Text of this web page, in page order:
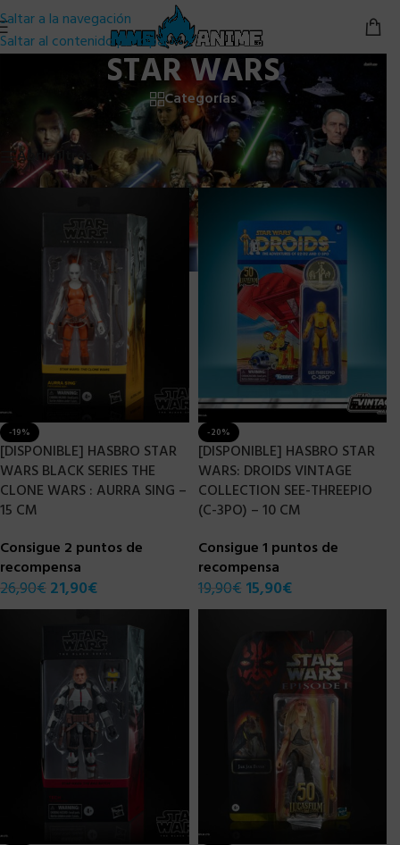
Saltar a la navegación
Saltar al contenido principal
STAR WARS
Categorías
STAR WARS Mostrando 1–24 de 228 resultados
Abrir filtros
-19%
[DISPONIBLE] HASBRO STAR
WARS BLACK SERIES THE
CLONE WARS : AURRA SING –
15 CM
Consigue 2 puntos de
recompensa
26,90€ 21,90€
-20%
[DISPONIBLE] HASBRO STAR
WARS: DROIDS VINTAGE
COLLECTION SEE-THREEPIO
(C-3PO) – 10 CM
Consigue 1 puntos de
recompensa
19,90€ 15,90€